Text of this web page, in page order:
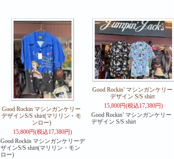
Good Rockin マシンガンケリー
デザインS/S shirt(マリリン・モ
ンロー)
15,800円(税込17,380円)
Good Rockin マシンガンケリーデ
ザインS/S shirt(マリリン・モン
ロー)
Good Rockin’ マシンガンケリー
デザイン S/S shirt
15,800円(税込17,380円)
Good Rockin’ マシンガンケリー
デザイン S/S shirt